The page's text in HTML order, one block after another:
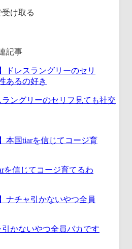
け取る
記事
ラングリーのセリフ見ても社交
を信じてコージ育てるわ
引かないやつ全員バカです